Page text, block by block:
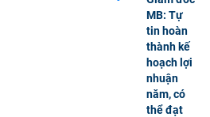
MB: Tự
tin hoàn
thành kế
hoạch lợi
nhuận
năm, có
thể đạt